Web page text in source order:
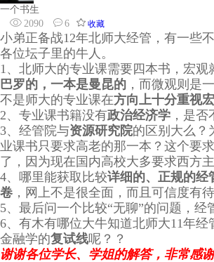
一个书生
2090
6 收藏
小弟正备战12年北师大经管，有一些
各位坛子里的牛人。
1、北师大的专业课需要四本书，宏观
巴罗的，一本是曼昆的 ，而微观则是
不是师大的专业课在方向上十分重视
2、专业课书籍没有政治经济学 ，是
3、经管院与资源研究院的区别大么？
业课书只要求高老的那一本？这个要
了，因为现在国内高校大多要求西方主
4、哪里能获取比较详细的、正规的经
卷 ，网上不是很全面，而且可信度有
5、最后问一个比较“无聊”的问题，经
6、有木有哪位大牛知道北师大11年经
金融学的复试线呢？？
谢谢各位学长、学姐的解答，非常感